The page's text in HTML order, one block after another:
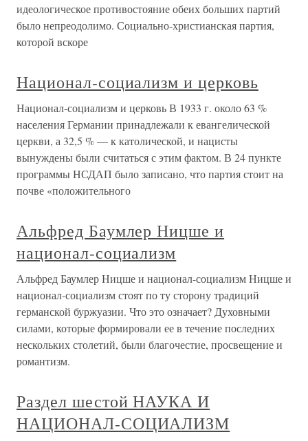
идеологическое противостояние обеих больших партий
было непреодолимо. Социально-христианская партия,
которой вскоре
Национал-социализм и церковь
Национал-социализм и церковь В 1933 г. около 63 %
населения Германии принадлежали к евангелической
церкви, а 32,5 % — к католической, и нацисты
вынуждены были считаться с этим фактом. В 24 пункте
программы НСДАП было записано, что партия стоит на
почве «положительного
Альфред Баумлер Ницше и
национал-социализм
Альфред Баумлер Ницше и национал-социализм Ницше и
национал-социализм стоят по ту сторону традиций
германской буржуазии. Что это означает? Духовными
силами, которые формировали ее в течение последних
нескольких столетий, были благочестие, просвещение и
романтизм.
Раздел шестой НАУКА И
НАЦИОНАЛ-СОЦИАЛИЗМ